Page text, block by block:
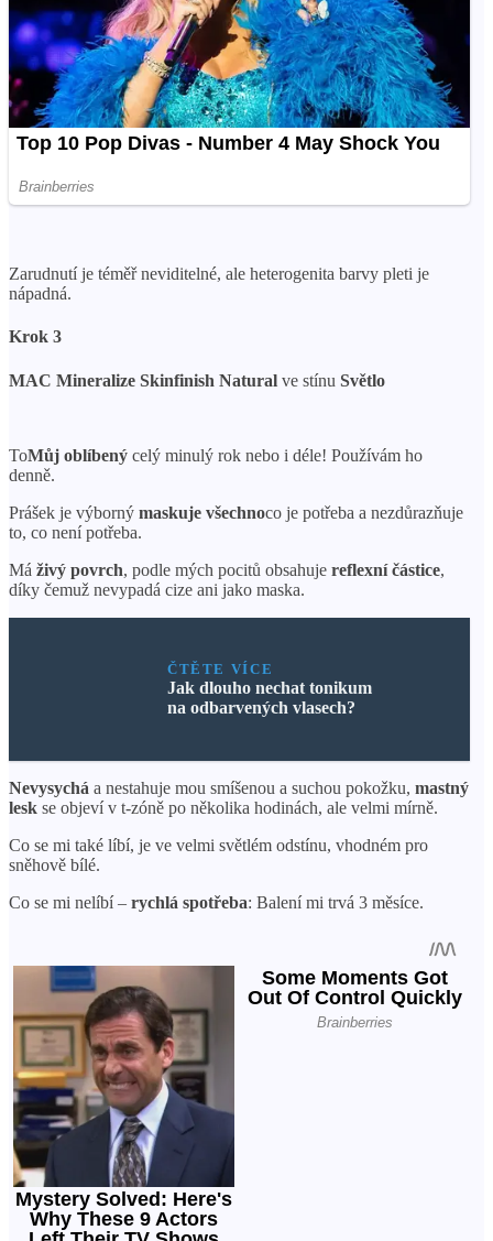
Zarudnutí je téměř neviditelné, ale heterogenita barvy pleti je
nápadná.
Krok 3
MAC Mineralize Skinfinish Natural ve stínu Světlo
ToMůj oblíbený celý minulý rok nebo i déle! Používám ho
denně.
Prášek je výborný maskuje všechnoco je potřeba a nezdůrazňuje
to, co není potřeba.
Má živý povrch, podle mých pocitů obsahuje reflexní částice,
díky čemuž nevypadá cize ani jako maska.
ČTĚTE VÍCE
Jak dlouho nechat tonikum
na odbarvených vlasech?
Nevysychá a nestahuje mou smíšenou a suchou pokožku, mastný
lesk se objeví v t-zóně po několika hodinách, ale velmi mírně.
Co se mi také líbí, je ve velmi světlém odstínu, vhodném pro
sněhově bílé.
Co se mi nelíbí – rychlá spotřeba: Balení mi trvá 3 měsíce.